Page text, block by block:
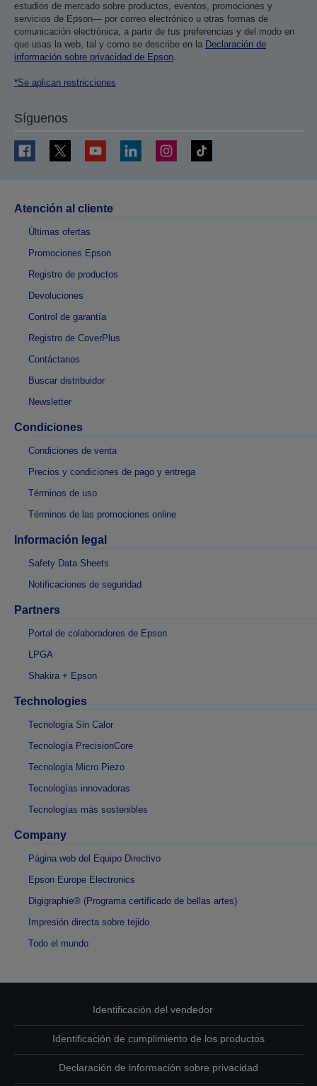
estudios de mercado sobre productos, eventos, promociones y
servicios de Epson— por correo electrónico u otras formas de
comunicación electrónica, a partir de tus preferencias y del modo en
que usas la web, tal y como se describe en la Declaración de
información sobre privacidad de Epson.
*Se aplican restricciones
Síguenos
Atención al cliente
Últimas ofertas
Promociones Epson
Registro de productos
Devoluciones
Control de garantía
Registro de CoverPlus
Contáctanos
Buscar distribuidor
Newsletter
Condiciones
Condiciones de venta
Precios y condiciones de pago y entrega
Términos de uso
Términos de las promociones online
Información legal
Safety Data Sheets
Notificaciones de seguridad
Partners
Portal de colaboradores de Epson
LPGA
Shakira + Epson
Technologies
Tecnología Sin Calor
Tecnología PrecisionCore
Tecnología Micro Piezo
Tecnologías innovadoras
Tecnologías más sostenibles
Company
Página web del Equipo Directivo
Epson Europe Electronics
Digigraphie® (Programa certificado de bellas artes)
Impresión directa sobre tejido
Todo el mundo
Identificación del vendedor
Identificación de cumplimiento de los productos
Declaración de información sobre privacidad